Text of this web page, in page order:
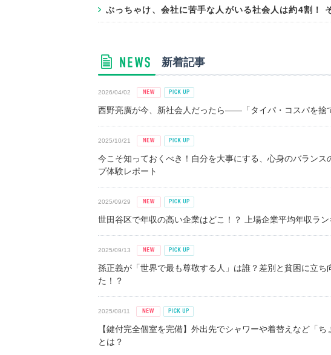
ぶっちゃけ、会社に苦手な人がいる社会人は約4割！
新着記事
2026/04/02
西野亮廣が今、新社会人だったら――「タイパ・コスパを捨
2025/10/21
今こそ知っておくべき！自分を大事にする、心身のバラン
プ体験レポート
2025/09/29
世田谷区で年収の高い企業はどこ！？ 上場企業平均年収ラ
2025/09/13
孫正義が「世界で最も尊敬する人」は誰？差別と貧困に立
た！？
2025/08/11
【鍵付完全個室を完備】外出先でシャワーや着替えなど「
とは？